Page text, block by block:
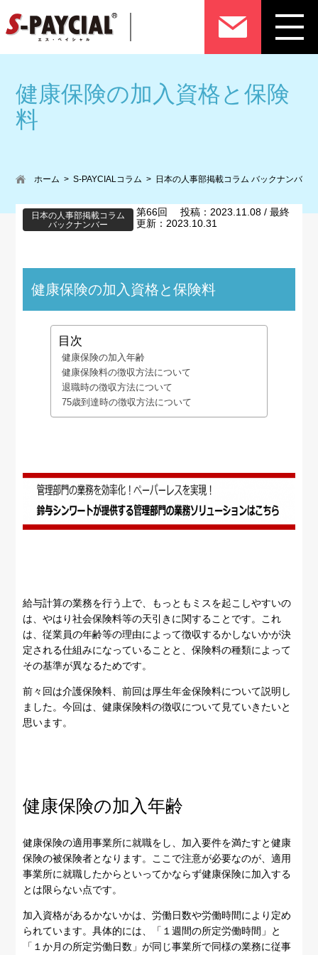
健康保険の加入資格と保険
料
ホーム S-PAYCIALコラム 日本の人事部掲載コラム バックナンバー
日本の人事部掲載コラム
バックナンバー
第66回 投稿：2023.11.08 / 最終
更新：2023.10.31
健康保険の加入資格と保険料
目次
健康保険の加入年齢
健康保険料の徴収方法について
退職時の徴収方法について
75歳到達時の徴収方法について
給与計算の業務を行う上で、もっともミスを起こしやすいの
は、やはり社会保険料等の天引きに関することです。これ
は、従業員の年齢等の理由によって徴収するかしないかが決
定される仕組みになっていることと、保険料の種類によって
その基準が異なるためです。
前々回は介護保険料、前回は厚生年金保険料について説明し
ました。今回は、健康保険料の徴収について見ていきたいと
思います。
健康保険の加入年齢
健康保険の適用事業所に就職をし、加入要件を満たすと健康
保険の被保険者となります。ここで注意が必要なのが、適用
事業所に就職したからといってかならず健康保険に加入する
とは限らない点です。
加入資格があるかないかは、労働日数や労働時間により定め
られています。具体的には、「１週間の所定労働時間」と
「１か月の所定労働日数」が同じ事業所で同様の業務に従事